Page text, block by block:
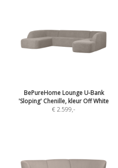
BePureHome Lounge U-Bank
'Sloping' Chenille, kleur Off White
€ 2.599,-